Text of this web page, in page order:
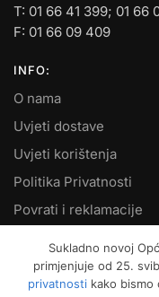
T: 01 66 41 399; 01 66
F: 01 66 09 409
INFO:
O nama
Uvjeti dostave
Uvjeti korištenja
Politika Privatnosti
Povrati i reklamacije
MOJ RAČUN:
Sukladno novoj
primjenjuje od 25.
privatnostikako bismo